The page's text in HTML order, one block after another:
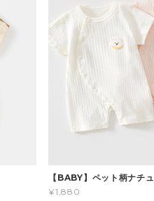
【BABY】ペット柄ナチ
¥1,880